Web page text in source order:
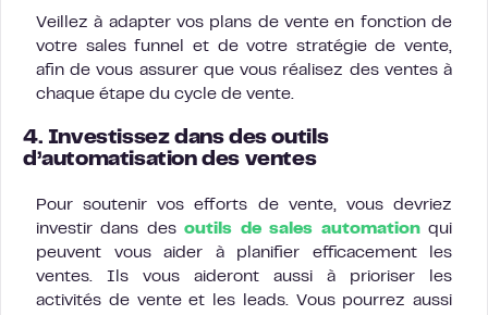
Veillez à adapter vos plans de vente en fonction de
votre sales funnel et de votre stratégie de vente,
afin de vous assurer que vous réalisez des ventes à
chaque étape du cycle de vente.
4. Investissez dans des outils
d’automatisation des ventes
Pour soutenir vos efforts de vente, vous devriez
investir dans desoutils de sales automationqui
peuvent vous aider à planifier efficacement les
ventes. Ils vous aideront aussi à prioriser les
activités de vente et les leads. Vous pourrez aussi